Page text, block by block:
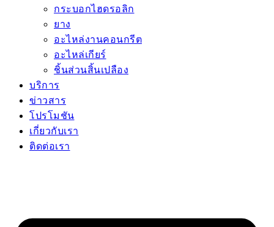
กระบอกไฮดรอลิก
ยาง
อะไหล่งานคอนกรีต
อะไหล่เกียร์
ชิ้นส่วนสิ้นเปลือง
บริการ
ข่าวสาร
โปรโมชัน
เกี่ยวกับเรา
ติดต่อเรา